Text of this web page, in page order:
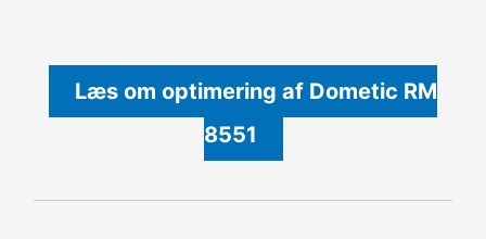
Læs om optimering af Dometic RM
8551